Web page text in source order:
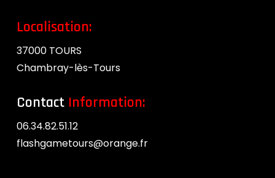
Localisation:
37000 TOURS
Chambray-lès-Tours
Contact Information:
06.34.82.51.12
flashgametours@orange.fr